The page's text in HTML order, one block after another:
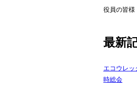
役員の皆
最新
エコウレ
時総会